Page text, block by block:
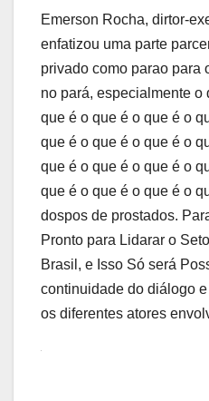
Emerson Rocha, dirtor-
enfatizou uma parte
privado como parao para
no pará, especialmente o
que é o que é o que é o
que é o que é o que é o
que é o que é o que é o
que é o que é o que é o
dospos de prostados.
Pronto para Lidarar o
Brasil, e Isso Só será
continuidade do diálogo
os diferentes atores